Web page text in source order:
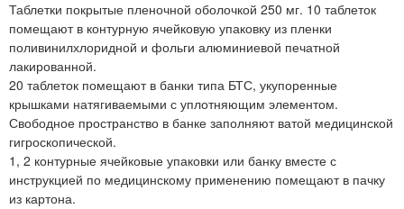
Таблетки покрытые пленочной оболочкой 250 мг. 10 таблеток
помещают в контурную ячейковую упаковку из пленки
поливинилхлоридной и фольги алюминиевой печатной
лакированной.
20 таблеток помещают в банки типа БТС, укупоренные
крышками натягиваемыми с уплотняющим элементом.
Свободное пространство в банке заполняют ватой медицинской
гигроскопической.
1, 2 контурные ячейковые упаковки или банку вместе с
инструкцией по медицинскому применению помещают в пачку
из картона.